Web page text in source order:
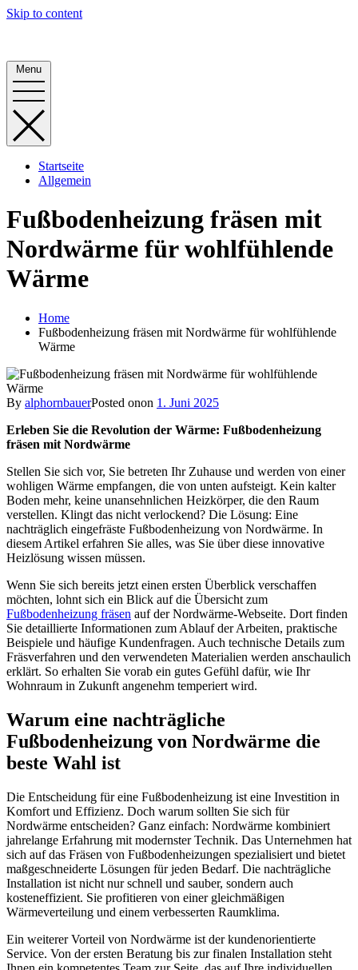
Skip to content
Menu
Startseite
Allgemein
Fußbodenheizung fräsen mit
Nordwärme für wohlfühlende
Wärme
Home
Fußbodenheizung fräsen mit Nordwärme für wohlfühlende
Wärme
By alphornbauerPosted onon 1. Juni 2025
Erleben Sie die Revolution der Wärme: Fußbodenheizung
fräsen mit Nordwärme
Stellen Sie sich vor, Sie betreten Ihr Zuhause und werden von einer
wohligen Wärme empfangen, die von unten aufsteigt. Kein kalter
Boden mehr, keine unansehnlichen Heizkörper, die den Raum
verstellen. Klingt das nicht verlockend? Die Lösung: Eine
nachträglich eingefräste Fußbodenheizung von Nordwärme. In
diesem Artikel erfahren Sie alles, was Sie über diese innovative
Heizlösung wissen müssen.
Wenn Sie sich bereits jetzt einen ersten Überblick verschaffen
möchten, lohnt sich ein Blick auf die Übersicht zum
Fußbodenheizung fräsen auf der Nordwärme-Webseite. Dort finden
Sie detaillierte Informationen zum Ablauf der Arbeiten, praktische
Beispiele und häufige Kundenfragen. Auch technische Details zum
Fräsverfahren und den verwendeten Materialien werden anschaulich
erklärt. So erhalten Sie vorab ein gutes Gefühl dafür, wie Ihr
Wohnraum in Zukunft angenehm temperiert wird.
Warum eine nachträgliche
Fußbodenheizung von Nordwärme die
beste Wahl ist
Die Entscheidung für eine Fußbodenheizung ist eine Investition in
Komfort und Effizienz. Doch warum sollten Sie sich für
Nordwärme entscheiden? Ganz einfach: Nordwärme kombiniert
jahrelange Erfahrung mit modernster Technik. Das Unternehmen hat
sich auf das Fräsen von Fußbodenheizungen spezialisiert und bietet
maßgeschneiderte Lösungen für jeden Bedarf. Die nachträgliche
Installation ist nicht nur schnell und sauber, sondern auch
kosteneffizient. Sie profitieren von einer gleichmäßigen
Wärmeverteilung und einem verbesserten Raumklima.
Ein weiterer Vorteil von Nordwärme ist der kundenorientierte
Service. Von der ersten Beratung bis zur finalen Installation steht